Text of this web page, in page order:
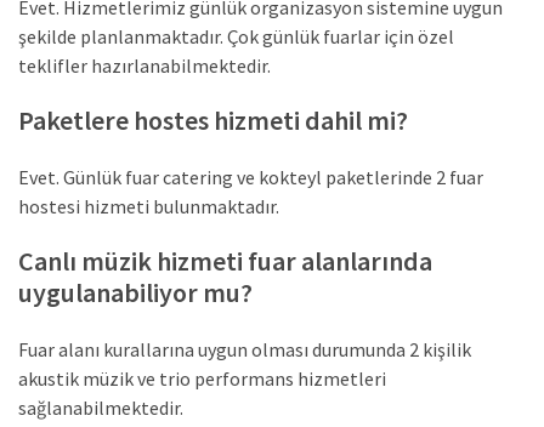
Evet. Hizmetlerimiz günlük organizasyon sistemine uygun
şekilde planlanmaktadır. Çok günlük fuarlar için özel
teklifler hazırlanabilmektedir.
Paketlere hostes hizmeti dahil mi?
Evet. Günlük fuar catering ve kokteyl paketlerinde 2 fuar
hostesi hizmeti bulunmaktadır.
Canlı müzik hizmeti fuar alanlarında
uygulanabiliyor mu?
Fuar alanı kurallarına uygun olması durumunda 2 kişilik
akustik müzik ve trio performans hizmetleri
sağlanabilmektedir.